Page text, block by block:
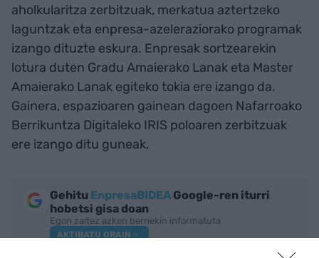
aholkularitza zerbitzuak, merkatua aztertzeko
laguntzak eta enpresa-azeleraziorako programak
izango dituzte eskura. Enpresak sortzearekin
lotura duten Gradu Amaierako Lanak eta Master
Amaierako Lanak egiteko tokia ere izango da.
Gainera, espazioaren gainean dagoen Nafarroako
Berrikuntza Digitaleko IRIS poloaren zerbitzuak
ere izango ditu guneak.
Gehitu EnpresaBIDEA Google-ren iturri
hobetsi gisa doan
Egon zaitez azken berriekin informatuta
AKTIBATU ORAIN